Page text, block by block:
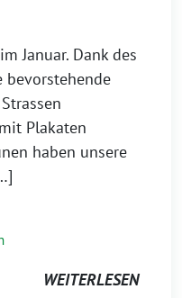
Januar. Dank des
Plakaten
haben unsere
WEITERLESEN